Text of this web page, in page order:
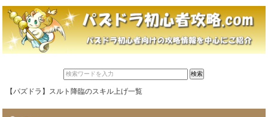
【パズドラ】スルト降臨のスキル上げ一覧